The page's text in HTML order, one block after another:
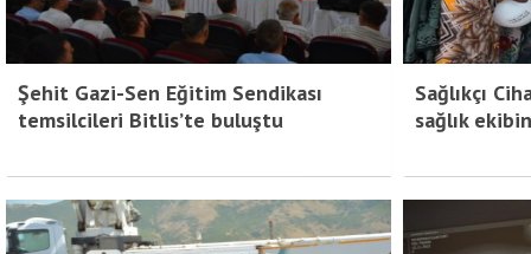
Şehit Gazi-Sen Eğitim Sendikası
temsilcileri Bitlis’te buluştu
Sağlıkçı
sağlık